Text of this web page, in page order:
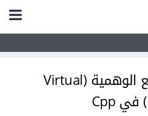
التوابع الوهمية (Virtual